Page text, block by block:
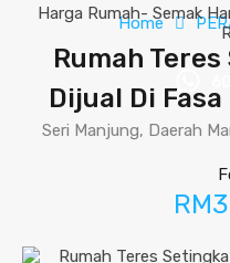
Home
Rumah
Dijual Di
Seri Manjung, Daerah